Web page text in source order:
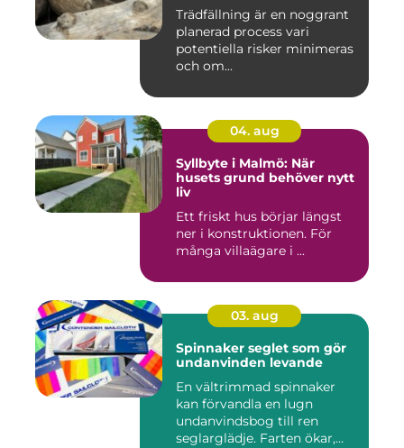
Trädfällning är en noggrant
planerad process vari
potentiella risker minimeras
och om...
04. aug
Syllbyte i Malmö: När
husets grund behöver nytt
liv
Ett friskt hus börjar längst
ner i konstruktionen. För
många villaägare i ...
03. aug
Spinnaker seglet som gör
undanvinden levande
En vältrimmad spinnaker
kan förvandla en lugn
undanvindsbog till ren
seglarglädje. Farten ökar,